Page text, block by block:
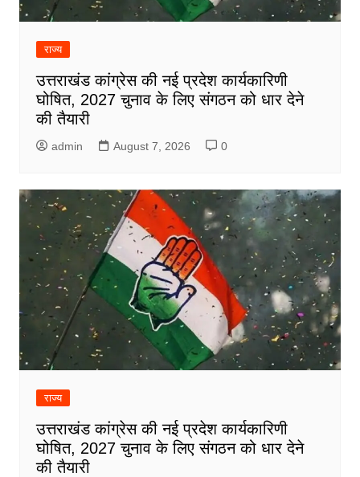
राज्य
उत्तराखंड कांग्रेस की नई प्रदेश कार्यकारिणी
घोषित, 2027 चुनाव के लिए संगठन को धार देने
की तैयारी
admin August 7, 2026 0
राज्य
उत्तराखंड कांग्रेस की नई प्रदेश कार्यकारिणी
घोषित, 2027 चुनाव के लिए संगठन को धार देने
की तैयारी